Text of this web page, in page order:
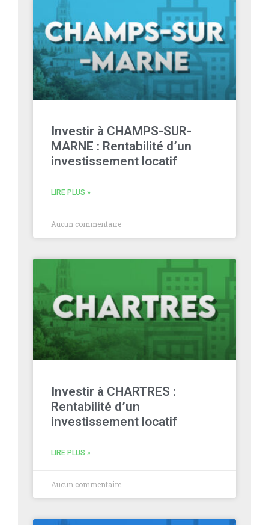
Investir à CHAMPS-SUR-
MARNE : Rentabilité d’un
investissement locatif
LIRE PLUS »
Aucun commentaire
Investir à CHARTRES :
Rentabilité d’un
investissement locatif
LIRE PLUS »
Aucun commentaire